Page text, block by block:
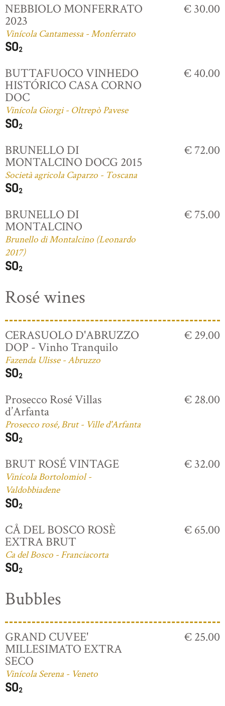
NEBBIOLO MONFERRATO
2023
Vinícola Cantamessa - Monferrato
€ 30.00
BUTTAFUOCO VINHEDO
HISTÓRICO CASA CORNO
DOC
Vinícola Giorgi - Oltrepò Pavese
€ 40.00
BRUNELLO DI
MONTALCINO DOCG 2015
Società agricola Caparzo - Toscana
€ 72.00
BRUNELLO DI
MONTALCINO
Brunello di Montalcino (Leonardo
2017)
€ 75.00
Rosé wines
CERASUOLO D'ABRUZZO
DOP - Vinho Tranquilo
Fazenda Ulisse - Abruzzo
€ 29.00
Prosecco Rosé Villas
d’Arfanta
Prosecco rosé, Brut - Ville d'Arfanta
€ 28.00
BRUT ROSÉ VINTAGE
Vinícola Bortolomiol -
Valdobbiadene
€ 32.00
CÅ DEL BOSCO ROSÈ
EXTRA BRUT
Ca del Bosco - Franciacorta
€ 65.00
Bubbles
GRAND CUVEE'
MILLESIMATO EXTRA
SECO
Vinícola Serena - Veneto
€ 25.00